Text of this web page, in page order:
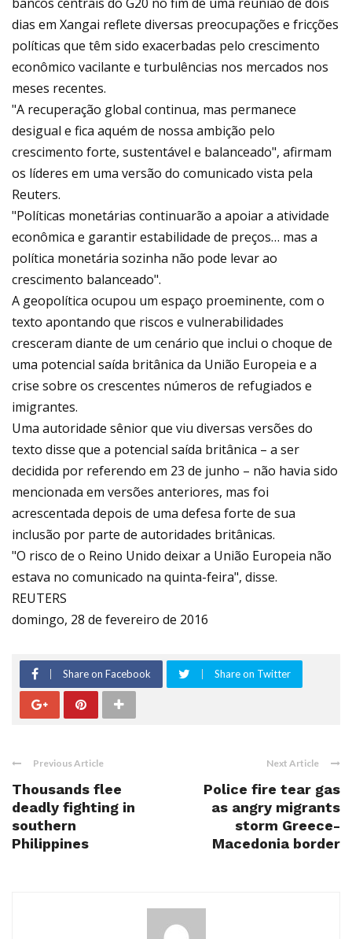
dias em Xangai reflete diversas preocupações e fricções
políticas que têm sido exacerbadas pelo crescimento
econômico vacilante e turbulências nos mercados nos
meses recentes.
"A recuperação global continua, mas permanece
desigual e fica aquém de nossa ambição pelo
crescimento forte, sustentável e balanceado", afirmam
os líderes em uma versão do comunicado vista pela
Reuters.
"Políticas monetárias continuarão a apoiar a atividade
econômica e garantir estabilidade de preços… mas a
política monetária sozinha não pode levar ao
crescimento balanceado".
A geopolítica ocupou um espaço proeminente, com o
texto apontando que riscos e vulnerabilidades
cresceram diante de um cenário que inclui o choque de
uma potencial saída britânica da União Europeia e a
crise sobre os crescentes números de refugiados e
imigrantes.
Uma autoridade sênior que viu diversas versões do
texto disse que a potencial saída britânica – a ser
decidida por referendo em 23 de junho – não havia sido
mencionada em versões anteriores, mas foi
acrescentada depois de uma defesa forte de sua
inclusão por parte de autoridades britânicas.
"O risco de o Reino Unido deixar a União Europeia não
estava no comunicado na quinta-feira", disse.
REUTERS
domingo, 28 de fevereiro de 2016
Share on Facebook Share on Twitter
Previous Article
Thousands flee
deadly fighting in
southern
Philippines
Next Article
Police fire tear gas
as angry migrants
storm Greece-
Macedonia border